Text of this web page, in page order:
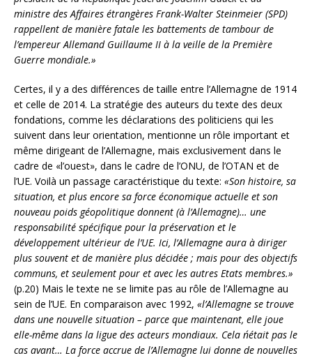
ministre des Affaires étrangères Frank-Walter Steinmeier (SPD)
rappellent de manière fatale les battements de tambour de
l’empereur Allemand Guillaume II à la veille de la Première
Guerre mondiale.»
Certes, il y a des différences de taille entre l’Allemagne de 1914
et celle de 2014. La stratégie des auteurs du texte des deux
fondations, comme les déclarations des politiciens qui les
suivent dans leur orientation, mentionne un rôle important et
même dirigeant de l’Allemagne, mais exclusivement dans le
cadre de «l’ouest», dans le cadre de l’ONU, de l’OTAN et de
l’UE. Voilà un passage caractéristique du texte: «Son histoire, sa
situation, et plus encore sa force économique actuelle et son
nouveau poids géopolitique donnent (à l’Allemagne)… une
responsabilité spécifique pour la préservation et le
développement ultérieur de l’UE. Ici, l’Allemagne aura à diriger
plus souvent et de manière plus décidée ; mais pour des objectifs
communs, et seulement pour et avec les autres Etats membres.»
(p.20) Mais le texte ne se limite pas au rôle de l’Allemagne au
sein de l’UE. En comparaison avec 1992, «l’Allemagne se trouve
dans une nouvelle situation – parce que maintenant, elle joue
elle-même dans la ligue des acteurs mondiaux. Cela n´était pas le
cas avant… La force accrue de l’Allemagne lui donne de nouvelles